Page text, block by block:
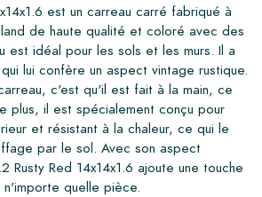
est un carreau carré fabriqué à
de haute qualité et coloré avec des
est idéal pour les sols et les murs. Il a
lui confère un aspect vintage rustique.
c'est qu'il est fait à la main, ce
plus, il est spécialement conçu pour
et résistant à la chaleur, ce qui le
par le sol. Avec son aspect
Rusty Red 14x14x1.6 ajoute une touche
quelle pièce.